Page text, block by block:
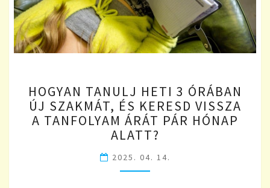
TANULJ
HETI
3
ÓRÁBAN
SZAKMÁT,
ÉS
HOGYAN TANULJ HETI 3 ÓRÁBAN
ÚJ SZAKMÁT, ÉS KERESD VISSZA
A TANFOLYAM ÁRÁT PÁR HÓNAP
ALATT?
2025. 04. 14.